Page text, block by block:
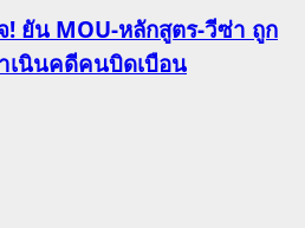
! ยัน MOU-หลักสูตร-วีซ่า ถูก
เนินคดีคนบิดเบือน